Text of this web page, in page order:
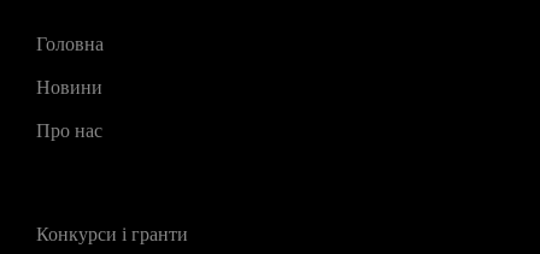
Головна
Новини
Про нас
Конкурси і гранти